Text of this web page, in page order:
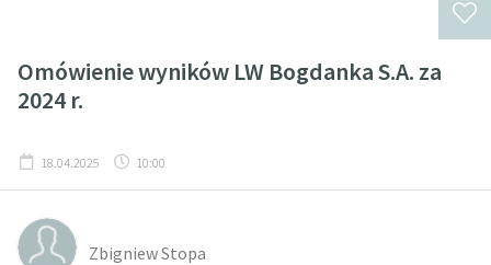
Omówienie wyników LW Bogdanka S.A. za
2024 r.
18.04.2025 10:00
Zbigniew Stopa